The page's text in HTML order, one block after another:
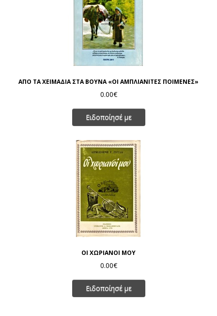
ΑΠΟ ΤΑ ΧΕΙΜΑΔΙΑ ΣΤΑ ΒΟΥΝΑ «ΟΙ ΑΜΠΛΙΑΝΙΤΕΣ ΠΟΙΜΕΝΕΣ»
0.00€
Ειδοποίησέ με
ΟΙ ΧΩΡΙΑΝΟΙ ΜΟΥ
0.00€
Ειδοποίησέ με